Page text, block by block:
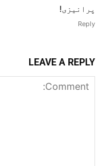
پرانیزی!
Reply
LEAVE A REPLY